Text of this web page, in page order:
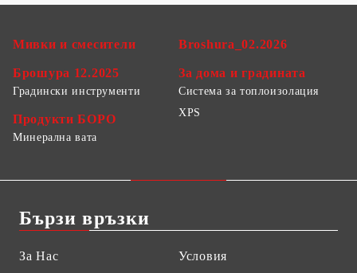
Мивки и смесители
Брошура 12.2025
Broshura_02.2026
За дома и градината
Градински инструменти
Продукти БОРО
Система за топлоизолация
XPS
Минерална вата
Бързи връзки
За Нас
Условия